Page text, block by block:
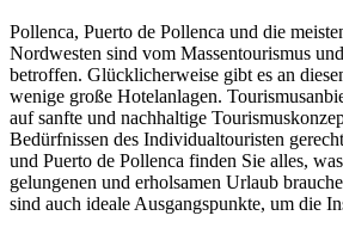
Pollenca, Puerto de Pollenca und die
Nordwesten sind vom Massentourismus
betroffen. Glücklicherweise gibt es an
wenige große Hotelanlagen.
auf sanfte und nachhaltige
Bedürfnissen des Individualtouristen
und Puerto de Pollenca finden Sie alles,
gelungenen und erholsamen Urlaub
sind auch ideale Ausgangspunkte, um die